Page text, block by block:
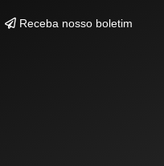
Receba nosso boletim